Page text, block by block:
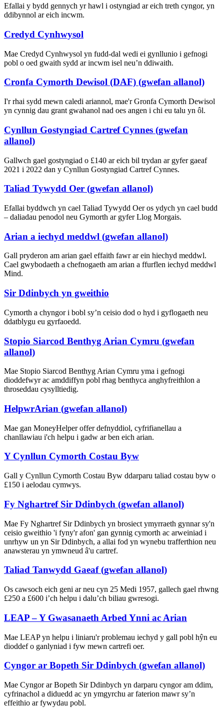
Efallai y bydd gennych yr hawl i ostyngiad ar eich treth cyngor, yn
ddibynnol ar eich incwm.
Credyd Cynhwysol
Mae Credyd Cynhwysol yn fudd-dal wedi ei gynllunio i gefnogi
pobl o oed gwaith sydd ar incwm isel neu’n ddiwaith.
Cronfa Cymorth Dewisol (DAF) (gwefan allanol)
I'r rhai sydd mewn caledi ariannol, mae'r Gronfa Cymorth Dewisol
yn cynnig dau grant gwahanol nad oes angen i chi eu talu yn ôl.
Cynllun Gostyngiad Cartref Cynnes (gwefan
allanol)
Gallwch gael gostyngiad o £140 ar eich bil trydan ar gyfer gaeaf
2021 i 2022 dan y Cynllun Gostyngiad Cartref Cynnes.
Taliad Tywydd Oer (gwefan allanol)
Efallai byddwch yn cael Taliad Tywydd Oer os ydych yn cael budd
– daliadau penodol neu Gymorth ar gyfer Llog Morgais.
Arian a iechyd meddwl (gwefan allanol)
Gall pryderon am arian gael effaith fawr ar ein hiechyd meddwl.
Cael gwybodaeth a chefnogaeth am arian a ffurflen iechyd meddwl
Mind.
Sir Ddinbych yn gweithio
Cymorth a chyngor i bobl sy’n ceisio dod o hyd i gyflogaeth neu
ddatblygu eu gyrfaoedd.
Stopio Siarcod Benthyg Arian Cymru (gwefan
allanol)
Mae Stopio Siarcod Benthyg Arian Cymru yma i gefnogi
dioddefwyr ac amddiffyn pobl rhag benthyca anghyfreithlon a
throseddau cysylltiedig.
HelpwrArian (gwefan allanol)
Mae gan MoneyHelper offer defnyddiol, cyfrifianellau a
chanllawiau i'ch helpu i gadw ar ben eich arian.
Y Cynllun Cymorth Costau Byw
Gall y Cynllun Cymorth Costau Byw ddarparu taliad costau byw o
£150 i aelodau cymwys.
Fy Nghartref Sir Ddinbych (gwefan allanol)
Mae Fy Nghartref Sir Ddinbych yn brosiect ymyrraeth gynnar sy'n
ceisio gweithio 'i fyny'r afon' gan gynnig cymorth ac arweiniad i
unrhyw un yn Sir Ddinbych, a allai fod yn wynebu trafferthion neu
anawsterau yn ymwneud â'u cartref.
Taliad Tanwydd Gaeaf (gwefan allanol)
Os cawsoch eich geni ar neu cyn 25 Medi 1957, gallech gael rhwng
£250 a £600 i’ch helpu i dalu’ch biliau gwresogi.
LEAP – Y Gwasanaeth Arbed Ynni ac Arian
Mae LEAP yn helpu i liniaru'r problemau iechyd y gall pobl hŷn eu
dioddef o ganlyniad i fyw mewn cartrefi oer.
Cyngor ar Bopeth Sir Ddinbych (gwefan allanol)
Mae Cyngor ar Bopeth Sir Ddinbych yn darparu cyngor am ddim,
cyfrinachol a diduedd ac yn ymgyrchu ar faterion mawr sy’n
effeithio ar fywydau pobl.